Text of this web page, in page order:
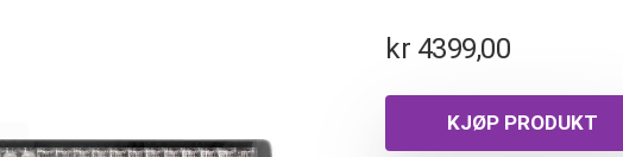
kr 4399,00
KJØP PRODUKT